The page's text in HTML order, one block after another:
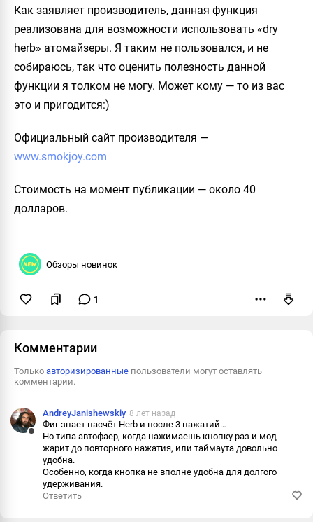
Как заявляет производитель, данная функция
реализована для возможности использовать «dry
herb» атомайзеры. Я таким не пользовался, и не
собираюсь, так что оценить полезность данной
функции я толком не могу. Может кому — то из вас
это и пригодится:)
Официальный сайт производителя —
www.smokjoy.com
Стоимость на момент публикации — около 40
долларов.
Обзоры новинок
1
Комментарии
Только авторизированные пользователи могут оставлять
комментарии.
AndreyJanishewskiy 8 лет назад
Фиг знает насчёт Herb и после 3 нажатий…
Но типа автофаер, когда нажимаешь кнопку раз и мод
жарит до повторного нажатия, или таймаута довольно
удобна.
Особенно, когда кнопка не вполне удобна для долгого
удерживания.
Ответить
Ответить